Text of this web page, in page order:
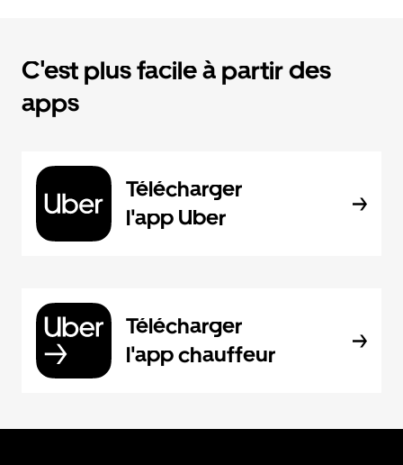
C'est plus facile à partir des
apps
Télécharger
l'app Uber
Télécharger
l'app chauffeur